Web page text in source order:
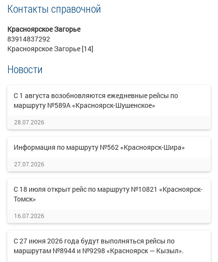
Контакты справочной
Красноярское Загорье
83914837292
Красноярское Загорье [14]
Новости
С 1 августа возобновляются ежедневные рейсы по
маршруту №589А «Красноярск-Шушенское»
28.07.2026
Информация по маршруту №562 «Красноярск-Шира»
27.07.2026
С 18 июля открыт рейс по маршруту №10821 «Красноярск-
Томск»
16.07.2026
С 27 июня 2026 года будут выполняться рейсы по
маршрутам №8944 и №9298 «Красноярск — Кызыл».